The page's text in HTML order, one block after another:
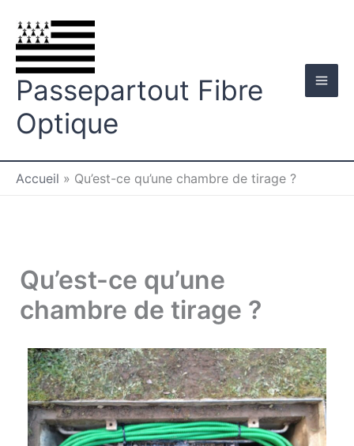
contenu
Passepartout Fibre
Optique
Accueil » Qu’est-ce qu’une chambre de tirage ?
Qu’est-ce qu’une
chambre de tirage ?